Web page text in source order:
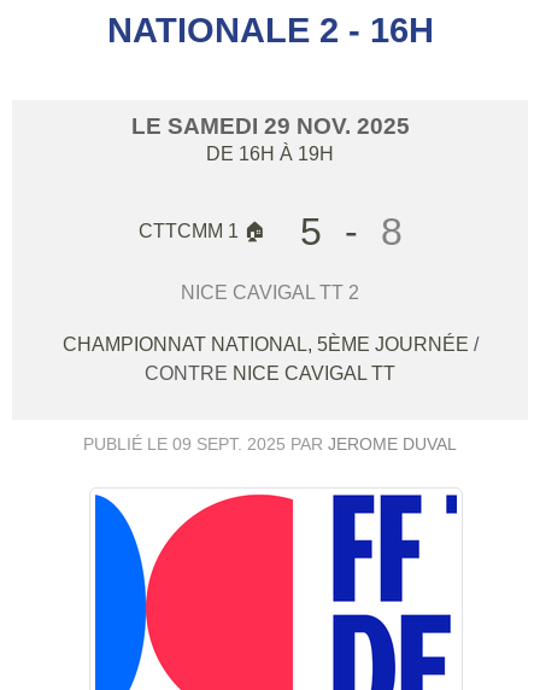
NATIONALE 2 - 16H
LE SAMEDI 29 NOV. 2025
DE 16H À 19H
CTTCMM 1 🏠 5 - 8
NICE CAVIGAL TT 2
CHAMPIONNAT NATIONAL, 5ÈME JOURNÉE /
CONTRE NICE CAVIGAL TT
PUBLIÉ LE 09 SEPT. 2025 PAR JEROME DUVAL